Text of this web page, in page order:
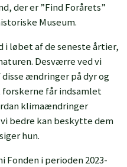
der er ”Find Forårets”
Museum.
løbet af de seneste årtier,
Desværre ved vi
ændringer på dyr og
får indsamlet
klimaændringer
bedre kan beskytte dem
hun.
Fonden i perioden 2023-